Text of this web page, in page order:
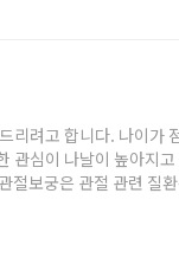
리려고 합니다. 나이가
관심이 나날이 높아지
절보궁은 관절 관련 질
좋은 액상형태의 제